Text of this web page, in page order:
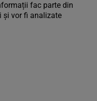
fac parte din
și vor fi analizate